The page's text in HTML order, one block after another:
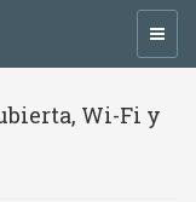
Wi-Fi y